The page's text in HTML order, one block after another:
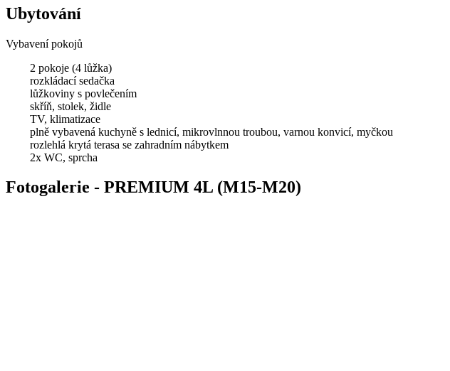
Ubytování
Vybavení pokojů
2 pokoje (4 lůžka)
rozkládací sedačka
lůžkoviny s povlečením
skříň, stolek, židle
TV, klimatizace
plně vybavená kuchyně s lednicí, mikrovlnnou troubou, varnou konvicí, myčkou
rozlehlá krytá terasa se zahradním nábytkem
2x WC, sprcha
Fotogalerie - PREMIUM 4L (M15-M20)